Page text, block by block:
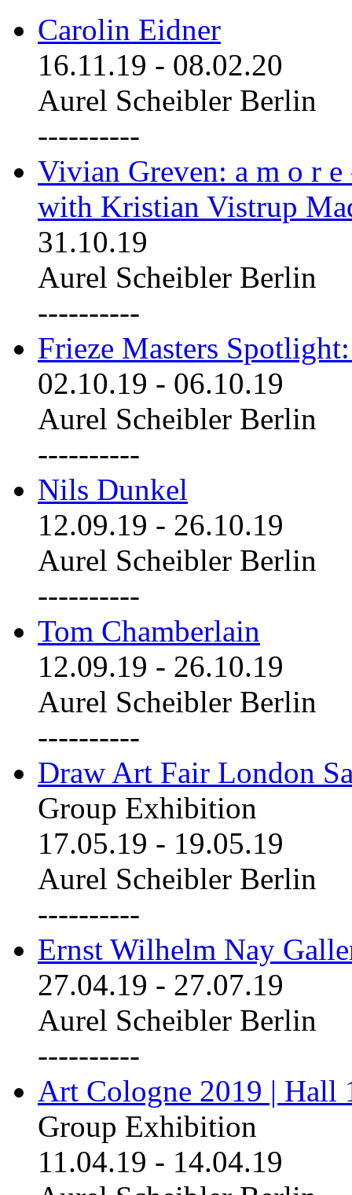
Carolin Eidner
16.11.19 - 08.02.20
Aurel Scheibler Berlin
----------
Vivian Greven: a m o r
with Kristian Vistrup
31.10.19
Aurel Scheibler Berlin
----------
Frieze Masters
02.10.19 - 06.10.19
Aurel Scheibler Berlin
----------
Nils Dunkel
12.09.19 - 26.10.19
Aurel Scheibler Berlin
----------
Tom Chamberlain
12.09.19 - 26.10.19
Aurel Scheibler Berlin
----------
Draw Art Fair London
Group Exhibition
17.05.19 - 19.05.19
Aurel Scheibler Berlin
----------
Ernst Wilhelm Nay
27.04.19 - 27.07.19
Aurel Scheibler Berlin
----------
Art Cologne 2019 | Hall
Group Exhibition
11.04.19 - 14.04.19